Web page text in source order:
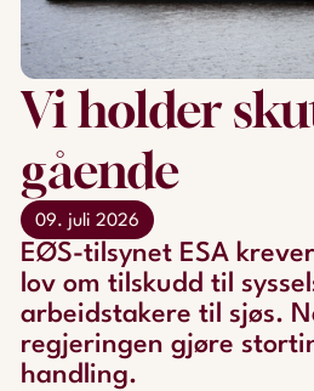
Vi holder
gående
09. juli 2026
EØS-tilsynet ESA
lov om tilskudd til
arbeidstakere til sjøs.
regjeringen gjøre
handling.